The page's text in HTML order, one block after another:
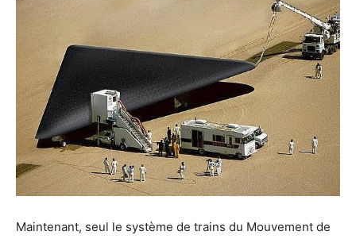
Maintenant, seul le système de trains du Mouvement de